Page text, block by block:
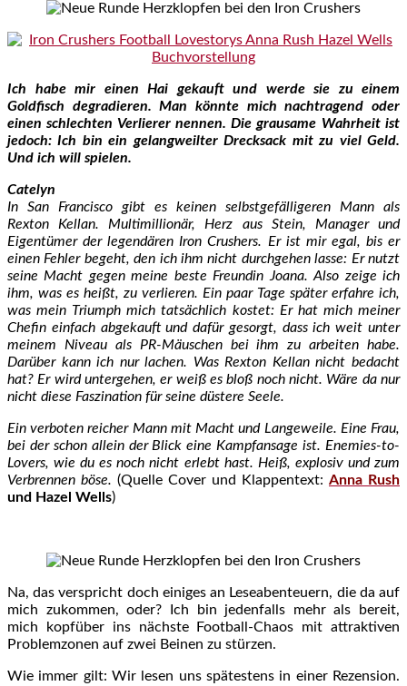
Ich habe mir einen Hai gekauft und werde sie zu einem
Goldfisch degradieren.Man könnte mich nachtragend oder
einen schlechten Verlierer nennen.Die grausame Wahrheit ist
jedoch: Ich bin ein gelangweilter Drecksack mit zu viel Geld.
Und ich will spielen.
Catelyn
In San Francisco gibt es keinen selbstgefälligeren Mann als
Rexton Kellan. Multimillionär, Herz aus Stein, Manager und
Eigentümer der legendären Iron Crushers. Er ist mir egal, bis er
einen Fehler begeht, den ich ihm nicht durchgehen lasse: Er nutzt
seine Macht gegen meine beste Freundin Joana.Also zeige ich
ihm, was es heißt, zu verlieren. Ein paar Tage später erfahre ich,
was mein Triumph mich tatsächlich kostet: Er hat mich meiner
Chefin einfach abgekauft und dafür gesorgt, dass ich weit unter
meinem Niveau als PR-Mäuschen bei ihm zu arbeiten habe.
Darüber kann ich nur lachen. Was Rexton Kellan nicht bedacht
hat? Er wird untergehen, er weiß es bloß noch nicht. Wäre da nur
nicht diese Faszination für seine düstere Seele.
Ein verboten reicher Mann mit Macht und Langeweile. Eine Frau,
bei der schon allein der Blick eine Kampfansage ist. Enemies-to-
Lovers, wie du es noch nicht erlebt hast. Heiß, explosiv und zum
Verbrennen böse. (Quelle Cover und Klappentext: Anna Rush
und Hazel Wells)
Na, das verspricht doch einiges an Leseabenteuern, die da auf
mich zukommen, oder? Ich bin jedenfalls mehr als bereit,
mich kopfüber ins nächste Football-Chaos mit attraktiven
Problemzonen auf zwei Beinen zu stürzen.
Wie immer gilt: Wir lesen uns spätestens in einer Rezension.